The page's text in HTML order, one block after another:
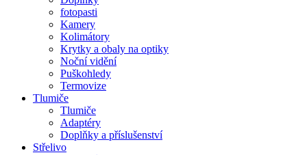
fotopasti
Kamery
Kolimátory
Krytky a obaly na optiky
Noční vidění
Puškohledy
Termovize
Tlumiče
Tlumiče
Adaptéry
Doplňky a příslušenství
Střelivo